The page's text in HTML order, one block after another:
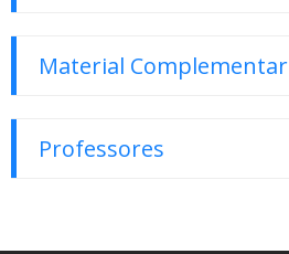
Material Complementar
Professores